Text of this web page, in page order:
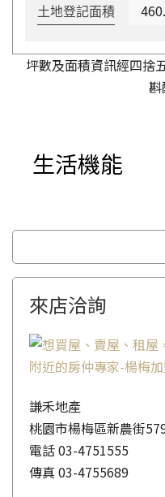
土地登記面積
坪數及面積資訊經四捨
斟
生活機能
來店洽詢
謙禾地產
桃園市楊梅區新農街
電話03-4751555
傳真03-4755689